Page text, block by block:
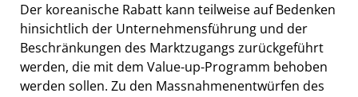
Der koreanische Rabatt kann teilweise auf Bedenken
hinsichtlich der Unternehmensführung und der
Beschränkungen des Marktzugangs zurückgeführt
werden, die mit dem Value-up-Programm behoben
werden sollen. Zu den Massnahmenentwürfen des